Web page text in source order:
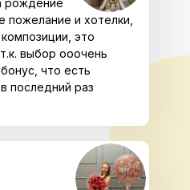
рождение
пожелание и хотелки,
это
выбор ооочень
что есть
последний раз